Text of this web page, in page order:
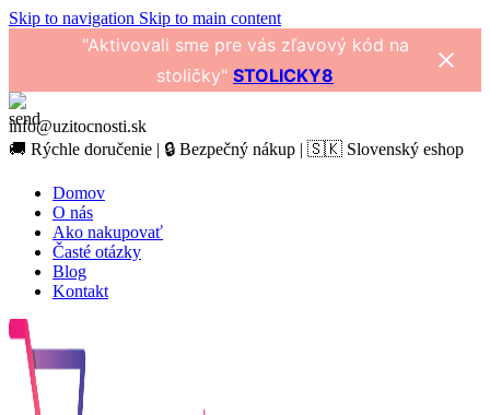
Skip to navigation Skip to main content
"Aktivovali sme pre vás zľavový kód na
stoličky" STOLICKY8
info@uzitocnosti.sk
🚚 Rýchle doručenie | 🔒 Bezpečný nákup | 🇸🇰 Slovenský eshop
Domov
O nás
Ako nakupovať
Časté otázky
Blog
Kontakt